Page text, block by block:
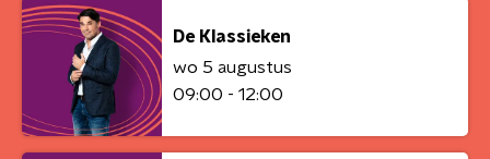
De Klassieken
wo 5 augustus
09:00 - 12:00